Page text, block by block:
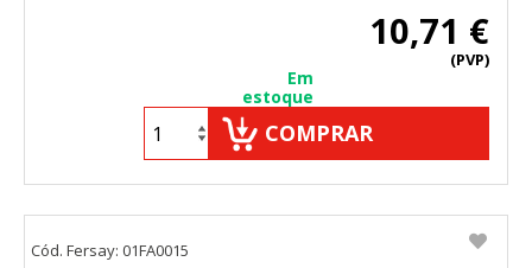
10,71 €
(PVP)
Em
estoque
COMPRAR
Cód. Fersay: 01FA0015